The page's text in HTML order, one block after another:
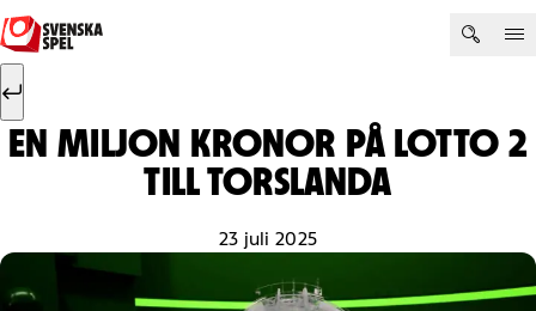
Hoppa till innehåll
Sök efter:
EN MILJON KRONOR PÅ LOTTO 2
TILL TORSLANDA
23 juli 2025